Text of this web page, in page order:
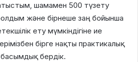
шамамен 500 түзету
және бірнеше заң бойынша
ету мүмкіндігіне ие
бірге нақты практикалық
бердік.